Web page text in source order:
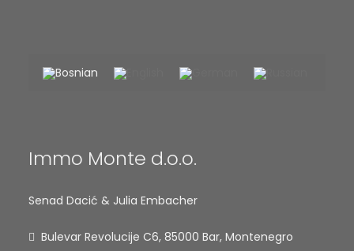
Immo Monte d.o.o.
Senad Dacić & Julia Embacher
Bulevar Revolucije C6, 85000 Bar, Montenegro